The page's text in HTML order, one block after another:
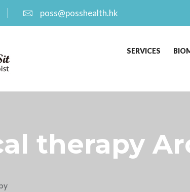
poss@posshealth.hk
SERVICES
therapy